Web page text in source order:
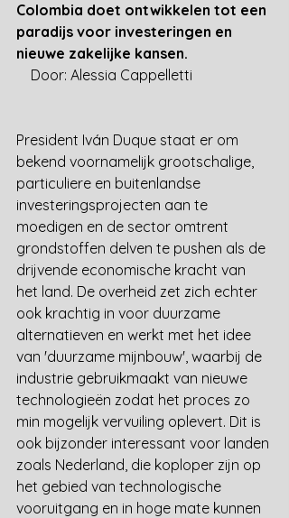
Colombia doet ontwikkelen tot een
paradijs voor investeringen en
nieuwe zakelijke kansen.
    Door: Alessia Cappelletti
President Iván Duque staat er om
bekend voornamelijk grootschalige,
particuliere en buitenlandse
investeringsprojecten aan te
moedigen en de sector omtrent
grondstoffen delven te pushen als de
drijvende economische kracht van
het land. De overheid zet zich echter
ook krachtig in voor duurzame
alternatieven en werkt met het idee
van 'duurzame mijnbouw', waarbij de
industrie gebruikmaakt van nieuwe
technologieën zodat het proces zo
min mogelijk vervuiling oplevert. Dit is
ook bijzonder interessant voor landen
zoals Nederland, die koploper zijn op
het gebied van technologische
vooruitgang en in hoge mate kunnen